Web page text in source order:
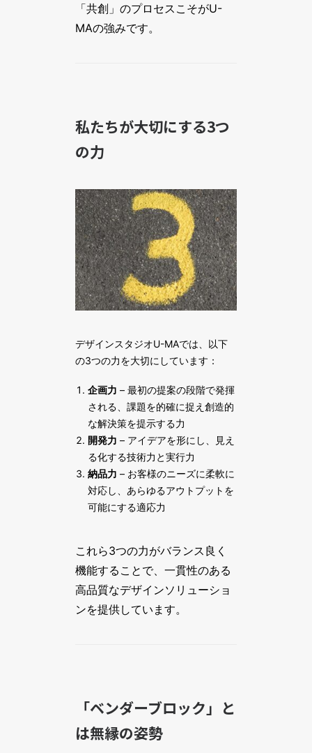
「共創」のプロセスこそがU-
MAの強みです。
私たちが大切にする3つ
の力
デザインスタジオU-MAでは、以下
の3つの力を大切にしています：
企画力 – 最初の提案の段階で発揮
される、課題を的確に捉え創造的
な解決策を提示する力
開発力 – アイデアを形にし、見え
る化する技術力と実行力
納品力 – お客様のニーズに柔軟に
対応し、あらゆるアウトプットを
可能にする適応力
これら3つの力がバランス良く
機能することで、一貫性のある
高品質なデザインソリューショ
ンを提供しています。
「ベンダーブロック」と
は無縁の姿勢